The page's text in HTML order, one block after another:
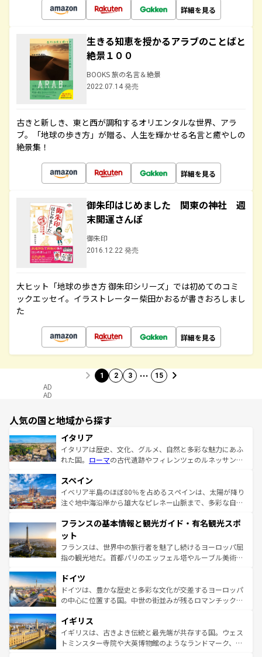
詳細を見る
生きる知恵を授かるアラブのことばと
絶景１００
BOOKS 旅の名言＆絶景
2022.07.14 発売
古きと新しき、東と西が調和するオリエンタルな世界、アラ
ブ。「地球の歩き方」が贈る、人生を輝かせる名言と癒やしの
絶景集！
詳細を見る
御朱印はじめました 関東の神社 週
末開運さんぽ
御朱印
2016.12.22 発売
大ヒット「地球の歩き方 御朱印シリーズ」では初めてのコミ
ックエッセイ。イラストレーター柴田かおるが書きおろしまし
た
詳細を見る
1 2 3 … 15
AD
AD
人気の国と地域から探す
イタリア
イタリアは歴史、文化、グルメ、自然と多彩な魅力にあふ
れた国。 ローマの古代遺跡やフィレンツェのルネッサンス
ろん、トスカーナの美しい田園風景やアマルフィ海岸の絶
景など、自然景観も見逃せない。観光の合間には、本場の
ピザやパスタなど、絶品のイタリア料理を堪能することも
ませてくれるイタリアで、忘れられない旅をしてみよう！
なお、新着のイタリア情報は
しい。
スペイン
イベリア半島のほぼ80％を占めるスペインは、太陽が降り
注ぐ地中海沿岸から雄大なピレネー山脈まで、多彩な自然
文化が根付くこの国では、情熱的なフラメンコ、熱気あふ
れる闘牛、そして美味しいタパスが生活の一部となってい
る。首都マドリードの洗練された雰囲気や、バルセロナの
アートに溢れた街角から、地方では古代ローマ遺跡や中世
せる。地方によって風土や気候が異なるスペインはその個
性で訪れる人を魅了する。 なお、新着のスペイン情報は コ
ンテンツ一覧を参照してほしい。
フランスの基本情報と観光ガイド・有名観光スポ
ット
フランスは、世界中の旅行者を魅了し続けるヨーロッパ屈
指の観光地だ。首都パリのエッフェル塔やルーブル美術館
で、幅広い魅力が詰まっている。華麗な宮殿、歴史的な大
聖堂、美しいビーチ、そして豊かな自然が、訪れる者を心
から魅了する。また、フランスは美食の国としても知ら
いる。シャンパンの発祥地であるランス、プロヴァンスの
香り高いラベンダー畑など、多彩な楽しみ方が可能だ。さ
らに、パリ以外の地域にも魅力が溢れており、どの街角に
ドイツ
ドイツは、豊かな歴史と多彩な文化が交差するヨーロッパ
の中心に位置する国。中世の街並みが残るロマンチック街
顔を持つこの国は、どこを歩いても飽きることがない。ベ
ルリンの文化的活気、バイエルン州のアルプスの絶景、そ
してライン川沿いのワイン畑といった風景は必見。ビール
イギリス
イギリスは、古きよき伝統と最先端が共存する国。ウェス
トミンスター寺院や大英博物館のようなランドマーク、歴